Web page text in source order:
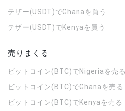
テザー(USDT)でGhanaを買う
テザー(USDT)でKenyaを買う
売りまくる
ビットコイン(BTC)でNigeriaを売る
ビットコイン(BTC)でGhanaを売る
ビットコイン(BTC)でKenyaを売る